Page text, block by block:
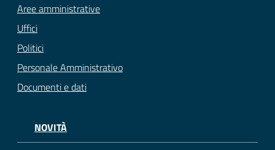
Aree amministrative
Uffici
Politici
Personale Amministrativo
Documenti e dati
NOVITÀ